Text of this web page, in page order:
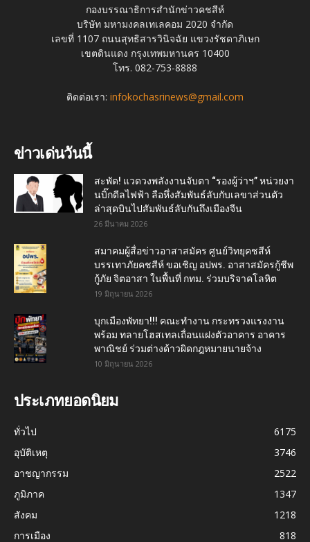
กองบรรณาธิการสำนักข่าวคชสีห์
บริษัท มหามงคลเทเลคอม 2020 จำกัด
เลขที่ 1107 ถนนสุทธิสารวินิจฉัย แขวงรัชดาภิเษก
เขตดินแดง กรุงเทพมหานคร 10400
โทร. 082-753-8888
ติดต่อเรา: infokochasrinews@gmail.com
ข่าวเด่นวันนี้
สะพัด! แวดวงพลังงานจับตา “รองผู้ว่าฯ” หน่วยงา
นบิ๊กดีลไฟฟ้า ลือหึ่งสัมพันธ์ลับกับเลขาส่วนตัว
ล่าสุดบินไปสัมพันธ์ลับกันถึงเมืองจีน
26 มีนาคม 2026
สมาคมผู้สื่อข่าวอาสาสมัคร ศูนย์วิทยุคชสีห์
บรรเทาภัยคชสีห์ ขอเชิญ อปพร. อาสาสมัครกู้ชีพ
กู้ภัย จิตอาสา ในพื้นที่ กทม. ร่วมบริจาคโลหิต
19 มิถุนายน 2026
บุกเมืองพัทยา!!! คณะทำงาน กระทรวงแรงงาน
พร้อม ทลายโฮสเทลเถื่อนแฝงตัวอาคาร อาคาร
พาณิชย์ ร่วมต่างด้าวผิดกฎหมายนายจ้าง
10 มิถุนายน 2026
ประเภทยอดนิยม
ทั่วไป
6175
อุบัติเหตุ
3746
อาชญากรรม
2522
ภูมิภาค
1347
สังคม
1218
การเมือง
818